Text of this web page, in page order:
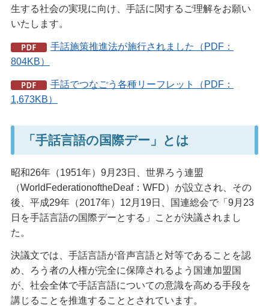
生する社会の実現に向け、手話に関するご理解をお願い
いたします。
手話施策推進法が施行されました（PDF：
804KB）
手話でつなごう各種リーフレット（PDF：
1,673KB）
「手話言語の国際デー」とは
昭和26年（1951年）9月23日、世界ろう連盟
（WorldFederationoftheDeaf：WFD）が設立され、その
後、平成29年（2017年）12月19日、国連総会で「9月23
日を手話言語の国際デーとする」ことが決議されまし
た。
決議文では、手話言語が音声言語と対等であることを認
め、ろう者の人権が完全に保障されるよう国連加盟国
が、社会全体で手話言語についての意識を高める手段を
講じることを推進することとされています。